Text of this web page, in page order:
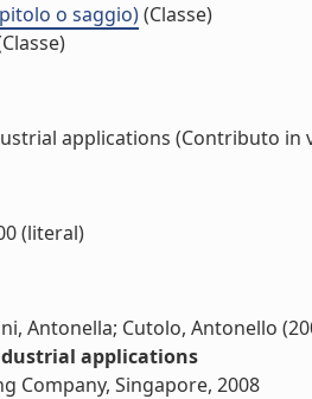
o saggio)(Classe)
applications (Contributo in
(literal)
Antonella; Cutolo, Antonello
applications
Company, Singapore, 2008